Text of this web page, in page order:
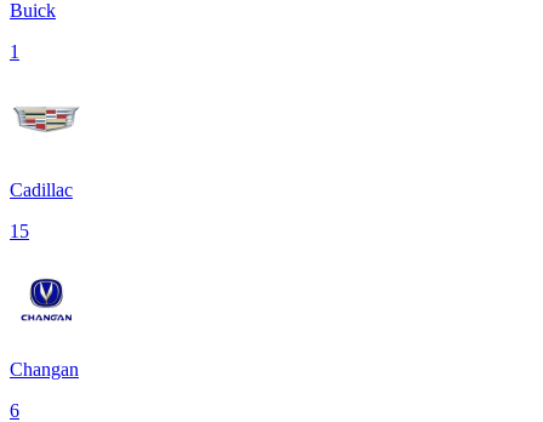
Buick
1
Cadillac
15
Changan
6